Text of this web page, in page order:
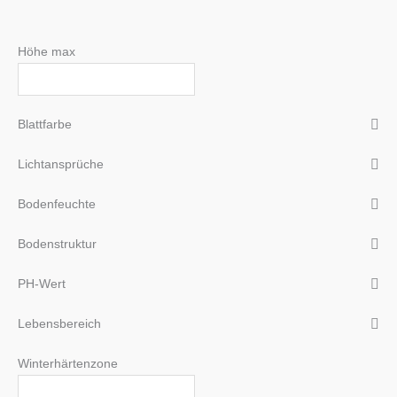
Höhe max
Blattfarbe
Lichtansprüche
Bodenfeuchte
Bodenstruktur
PH-Wert
Lebensbereich
Winterhärtenzone